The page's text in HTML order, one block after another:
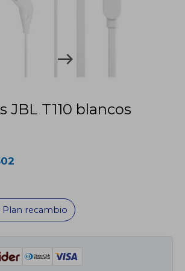
JBL T110 blancos
Plan recambio